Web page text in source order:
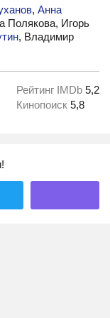
, Анна
Полякова, Игорь
, Владимир
Рейтинг IMDb 5,2
Кинопоиск 5,8